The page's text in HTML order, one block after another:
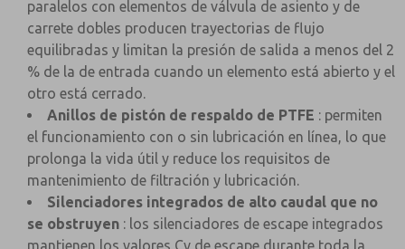
paralelos con elementos de válvula de asiento y de
carrete dobles producen trayectorias de flujo
equilibradas y limitan la presión de salida a menos del 2
% de la de entrada cuando un elemento está abierto y el
otro está cerrado.
Anillos de pistón de respaldo de PTFE : permiten
el funcionamiento con o sin lubricación en línea, lo que
prolonga la vida útil y reduce los requisitos de
mantenimiento de filtración y lubricación.
Silenciadores integrados de alto caudal que no
se obstruyen : los silenciadores de escape integrados
mantienen los valores Cv de escape durante toda la